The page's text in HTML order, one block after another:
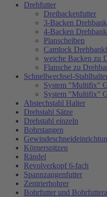
Drehfutter
Dreibackenfutter
3-Backen
4-Backen
Planscheiben
Camlock
weiche Backen zu
Flansche zu
Schnellwechsel-
System "Multifix"
System "Multifix"
Abstechstahl Halter
Drehstahl Sätze
Drehstahl einzeln
Bohrstangen
Körnerspitzen
Rändel
Revolverkopf 6-fach
Spannzangenfutter
Zentrierbohrer
Bohrfutter und